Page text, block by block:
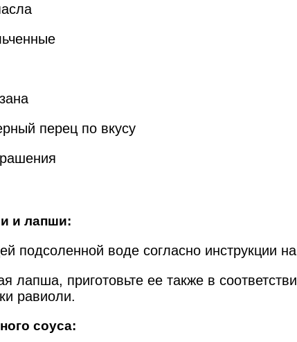
перец по вкусу
и лапши:
подсоленной воде согласно инструкции
лапша, приготовьте ее также в
равиоли.
соуса: